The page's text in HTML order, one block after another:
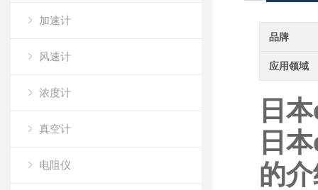
加速计
风速计
浓度计
真空计
电阻仪
品牌
应用领域
日
日
的